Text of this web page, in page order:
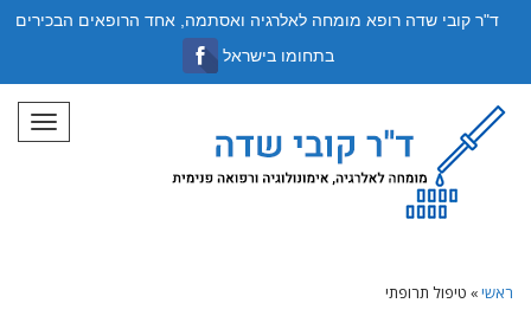
תפריט
ראשי» טיפול תרופתי
ד"ר קובי שדה רופא מומחה לאלרגיה ואסתמה, אחד הרופאים הבכירים
בתחומו בישראל